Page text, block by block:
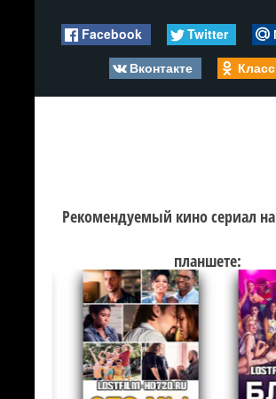
Facebook Twitter
Вконтакте
Рекомендуемый кино сериал
планшете: